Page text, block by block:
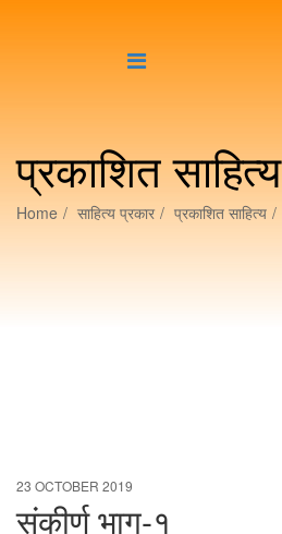
प्रकाशित साहित्य
Home साहित्य प्रकार प्रकाशित साहित्य
23 OCTOBER 2019
संकीर्ण भाग-१